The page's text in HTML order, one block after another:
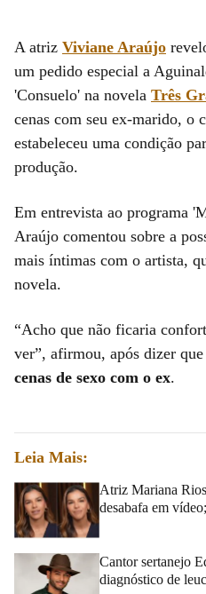
A atriz Viviane Araújo
um pedido especial a
'Consuelo' na novela Três
cenas com seu ex-marido, o
estabeleceu uma condição
produção.
Em entrevista ao programa
Araújo comentou sobre a
mais íntimas com o artista,
novela.
“Acho que não ficaria
ver”, afirmou, após dizer que
cenas de sexo com o ex.
Leia Mais:
Atriz Mariana
desabafa em
Cantor sertanejo
diagnóstico de